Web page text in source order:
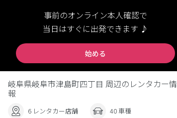
事前のオンライン本人確認で
当日はすぐに出発できます ♪
始める
岐阜県岐阜市津島町四丁目 周辺のレンタカー情
報
6 レンタカー店舗 40 車種